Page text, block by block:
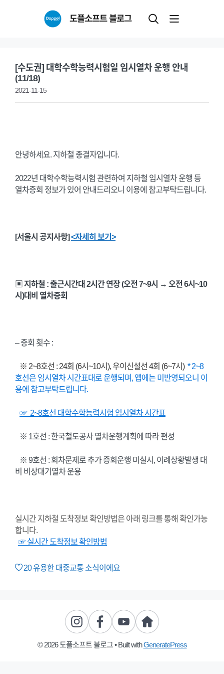
도플소프트 블로그
[수도권] 대학수학능력시험일 임시열차 운행 안내
(11/18)
2021-11-15
안녕하세요. 지하철 종결자입니다.
2022년 대학수학능력시험 관련하여 지하철 임시열차 운행 등
열차증회 정보가 있어 안내드리오니 이용에 참고부탁드립니다.
[서울시 공지사항] <자세히 보기>
▣ 지하철 : 출근시간대 2시간 연장 (오전 7~9시 → 오전 6시~10
시)대비 열차증회
– 증회 횟수 :
※ 2~8호선 : 24회 (6시~10시), 우이신설선 4회 (6~7시) * 2~8
호선은 임시열차 시간표대로 운행되며, 앱에는 미반영되오니 이
용에 참고부탁드립니다.
☞ 2~8호선 대학수학능력시험 임시열차 시간표
※ 1호선 : 한국철도공사 열차운행계획에 따라 편성
※ 9호선 : 회차문제로 추가 증회운행 미실시, 이례상황발생 대
비 비상대기열차 운용
실시간 지하철 도착정보 확인방법은 아래 링크를 통해 확인가능
합니다.
☞ 실시간 도착정보 확인방법
20유용한 대중교통 소식이에요
© 2026 도플소프트 블로그• Built withGeneratePress